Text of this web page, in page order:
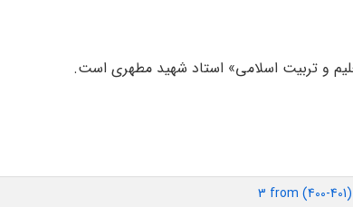
3 from (400-